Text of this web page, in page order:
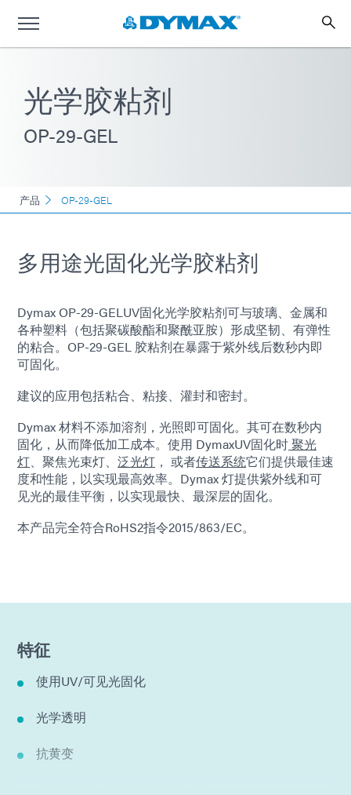
光学胶粘剂
OP-29-GEL
产品 OP-29-GEL
多用途光固化光学胶粘剂
Dymax OP-29-GELUV固化光学胶粘剂可与玻璃、金属和
各种塑料（包括聚碳酸酯和聚酰亚胺）形成坚韧、有弹性
的粘合。OP-29-GEL 胶粘剂在暴露于紫外线后数秒内即
可固化。
建议的应用包括粘合、粘接、灌封和密封。
Dymax 材料不添加溶剂，光照即可固化。其可在数秒内
固化，从而降低加工成本。使用 DymaxUV固化时聚光
灯、聚焦光束灯、 泛光灯 ， 或者传送系统它们提供最佳速
度和性能，以实现最高效率。Dymax 灯提供紫外线和可
见光的最佳平衡，以实现最快、最深层的固化。
本产品完全符合RoHS2指令2015/863/EC。
特征
使用UV/可见光固化
光学透明
抗黄变